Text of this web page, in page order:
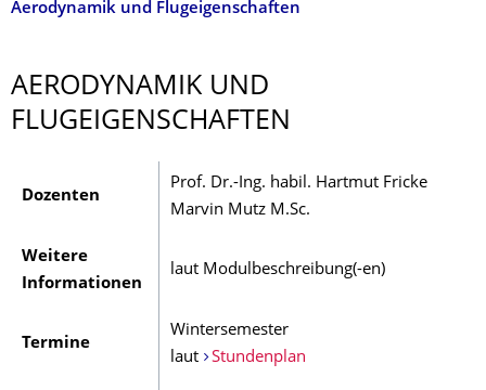
Aerodynamik und Flugeigenschaften
AERODYNAMIK UND
FLUGEIGENSCHAF­TEN
Dozenten
Prof. Dr.-Ing. habil. Hartmut Fricke
Marvin Mutz M.Sc.
Weitere
Informationen
laut Modulbeschreibung(-en)
Termine
Wintersemester
laut
Stundenplan